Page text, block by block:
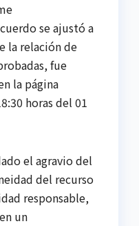
se ajustó a
la relación de
fue
la página
horas del 01
el agravio del
del recurso
responsable,
un